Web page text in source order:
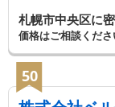
札幌市中央区に
価格はご相談くださ
50